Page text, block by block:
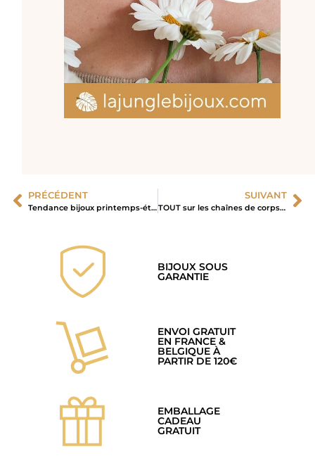
PRÉCÉDENT
Tendance bijoux printemps-été 2025 : les pièces incontournables à adopter
SUIVANT
TOUT sur les chaînes de corps or et leur symbolique sacrée !
BIJOUX SOUS
GARANTIE
ENVOI GRATUIT
EN FRANCE &
BELGIQUE À
PARTIR DE 120€
EMBALLAGE
CADEAU
GRATUIT